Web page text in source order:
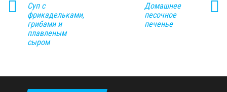
Суп с
фрикадельками,
грибами и
плавленым
сыром
Домашнее
песочное
печенье